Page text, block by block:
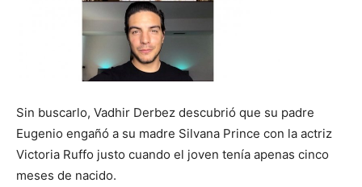
Sin buscarlo, Vadhir Derbez descubrió que su padre
Eugenio engañó a su madre Silvana Prince con la actriz
Victoria Ruffo justo cuando el joven tenía apenas cinco
meses de nacido.